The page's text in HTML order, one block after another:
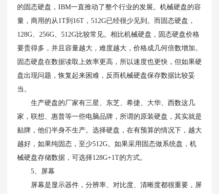
的固态硬盘，IBM一直推动了整个行业的发展。机械硬盘的容
量，商用的从1T到16T，512G已经很少见到。而固态硬盘，
128G、256G、512G比较常见。相比机械硬盘，固态硬盘价格
要贵得多，并且容量越大，难度越大，价格成几何倍数增加。
固态硬盘在数据读取上效率更高，所以速度也更快，但如果硬
盘出现问题，恢复起来困难，反而机械硬盘保存数据比较妥
当。
生产硬盘的厂家有三星、东芝、希捷、大华、西数这几
家，联想、惠普等一些电脑品牌，所谓的原装硬盘，其实就是
贴牌，他们半身不生产。选择硬盘，在有预算的情况下，越大
越好，如果纯固态，至少512G。如果采用固态做系统盘，机
械硬盘存储数据，可选择128G+1T的方式。
5、屏幕
屏幕是显示器件，分辨率、对比度、清晰度都很重要，屏